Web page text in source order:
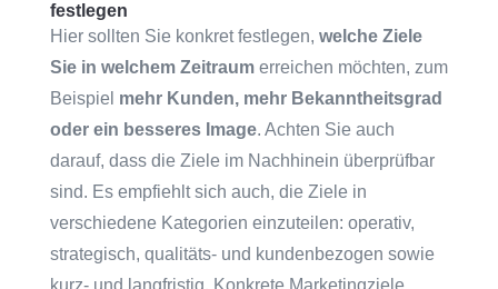
festlegen
Hier sollten Sie konkret festlegen, welche Ziele
Sie in welchem Zeitraum erreichen möchten, zum
Beispiel mehr Kunden, mehr Bekanntheitsgrad
oder ein besseres Image. Achten Sie auch
darauf, dass die Ziele im Nachhinein überprüfbar
sind. Es empfiehlt sich auch, die Ziele in
verschiedene Kategorien einzuteilen: operativ,
strategisch, qualitäts- und kundenbezogen sowie
kurz- und langfristig. Konkrete Marketingziele